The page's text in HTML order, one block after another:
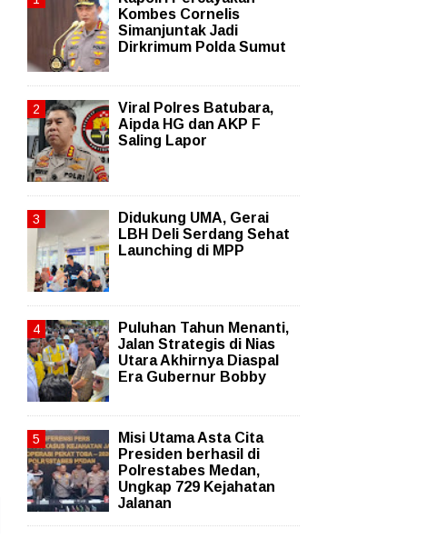
Kombes Cornelis
Simanjuntak Jadi
Dirkrimum Polda Sumut
Viral Polres Batubara,
Aipda HG dan AKP F
Saling Lapor
Didukung UMA, Gerai
LBH Deli Serdang Sehat
Launching di MPP
Puluhan Tahun Menanti,
Jalan Strategis di Nias
Utara Akhirnya Diaspal
Era Gubernur Bobby
Misi Utama Asta Cita
Presiden berhasil di
Polrestabes Medan,
Ungkap 729 Kejahatan
Jalanan